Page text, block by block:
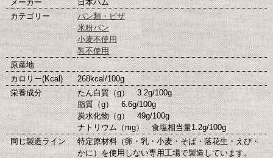
メーカー
日本ハム
カテゴリー
パン類・ピザ
米粉パン
小麦不使用
乳不使用
原産地
カロリー(Kcal)
268kcal/100g
栄養成分
たん白質（g） 3.2g/100g
脂質（g） 6.6g/100g
炭水化物（g） 49g/100g
ナトリウム（mg） 食塩相当量1.2g/100g
同じ製造ライン
特定原材料（卵・乳・小麦・そば・落花生・えび・
かに）を使用しない専用工場で製造しています。